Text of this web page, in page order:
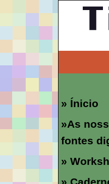
» Ínicio
»As
fontes
»